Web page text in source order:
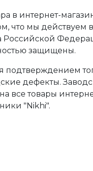
в интернет-
что мы действуем
Российской
защищены.
подтверждением
дефекты.
все товары
"Nikhi".